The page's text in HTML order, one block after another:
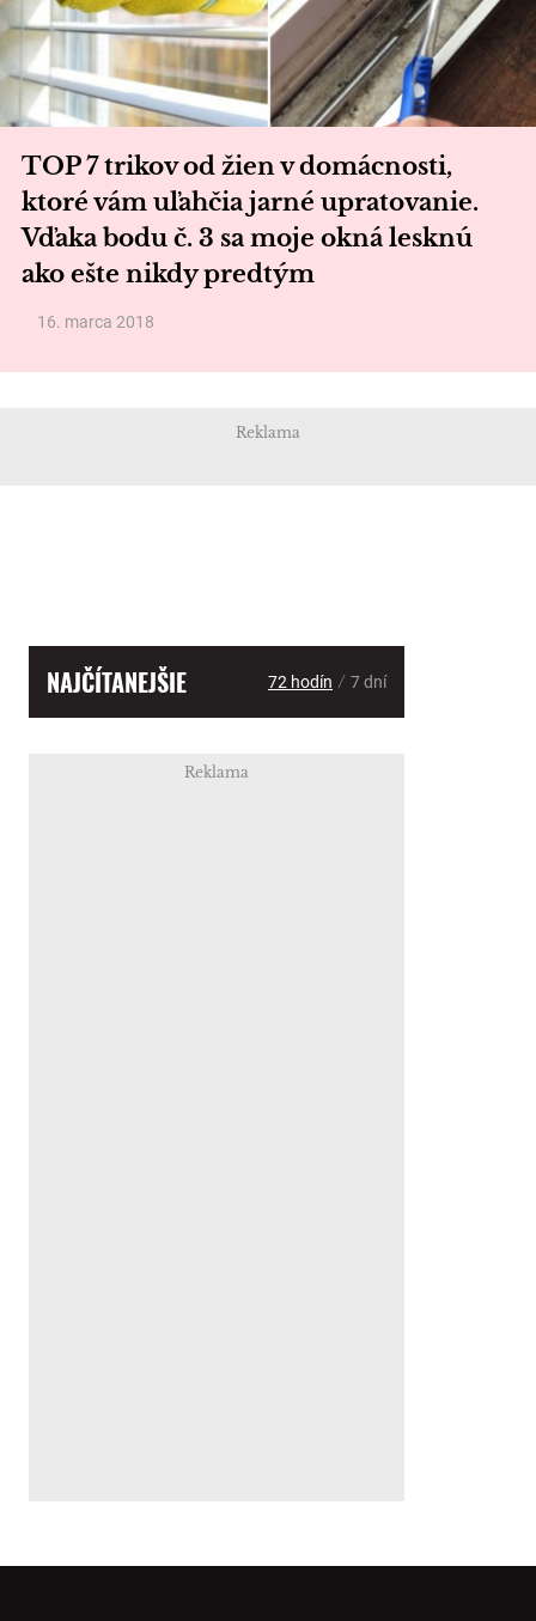
TOP 7 trikov od žien v domácnosti,
ktoré vám uľahčia jarné upratovanie.
Vďaka bodu č. 3 sa moje okná lesknú
ako ešte nikdy predtým
16. marca 2018
Reklama
NAJČÍTANEJŠIE 72 hodín / 7 dní
Reklama